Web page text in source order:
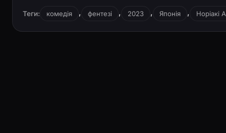
Теги: комедія , фентезі , 2023 , Японія , Норіакі